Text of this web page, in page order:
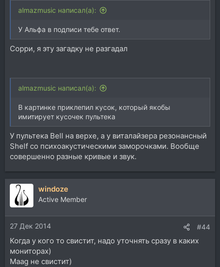
almazmusic написал(а):
У Альфа в подписи тебе ответ.
Сорри, я эту загадку не разгадал
almazmusic написал(а):
В картинке приклепил кусок, который якобы
имитирует кусочек пультека
У пультека Bell на верхе, а у виталайзера резонансный
Shelf со психоакустическими заморочками. Вообще
совершенно разные кривые и звук.
windoze
Active Member
27 Дек 2014 #44
Когда у кого то свистит, надо уточнять сразу в каких
мониторах)
Maag не свистит)